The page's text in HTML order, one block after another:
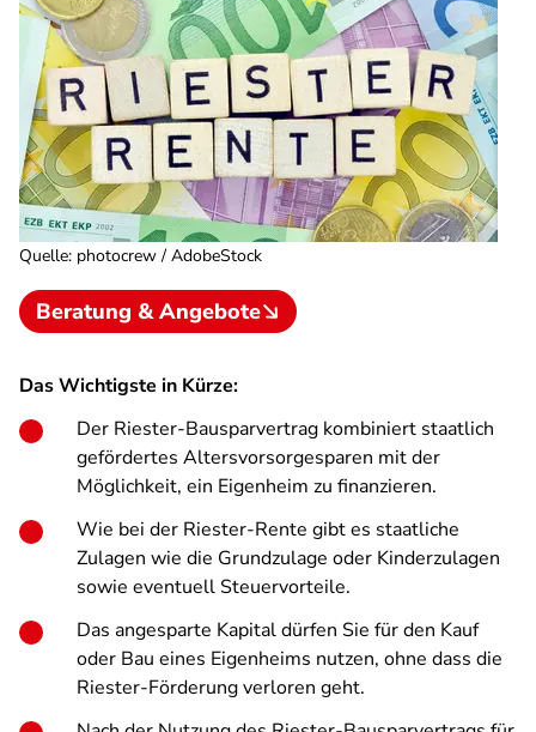
Quelle: photocrew / AdobeStock
Beratung & Angebote
Das Wichtigste in Kürze:
Der Riester-Bausparvertrag kombiniert staatlich
gefördertes Altersvorsorgesparen mit der
Möglichkeit, ein Eigenheim zu finanzieren.
Wie bei der Riester-Rente gibt es staatliche
Zulagen wie die Grundzulage oder Kinderzulagen
sowie eventuell Steuervorteile.
Das angesparte Kapital dürfen Sie für den Kauf
oder Bau eines Eigenheims nutzen, ohne dass die
Riester-Förderung verloren geht.